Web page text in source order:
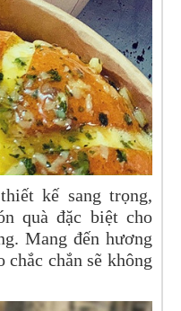
kế sang trọng,
quà đặc biệt cho
Mang đến hương
chắn sẽ không